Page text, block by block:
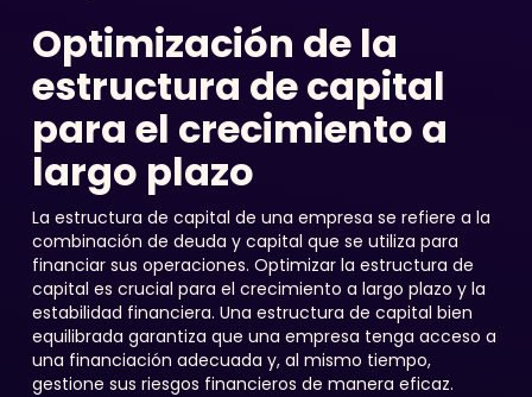
Optimización de la
estructura de capital
para el crecimiento a
largo plazo
La estructura de capital de una empresa se refiere a la
combinación de deuda y capital que se utiliza para
financiar sus operaciones. Optimizar la estructura de
capital es crucial para el crecimiento a largo plazo y la
estabilidad financiera. Una estructura de capital bien
equilibrada garantiza que una empresa tenga acceso a
una financiación adecuada y, al mismo tiempo,
gestione sus riesgos financieros de manera eficaz.